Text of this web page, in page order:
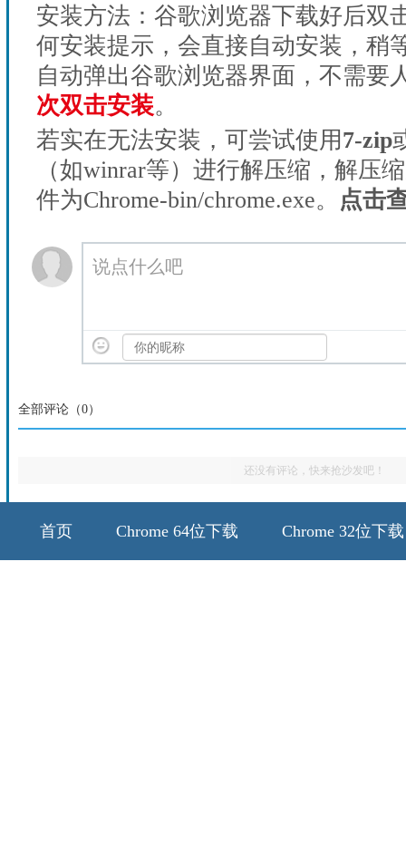
安装方法：谷歌浏览器下载好后双
何安装提示，会直接自动安装，稍
自动弹出谷歌浏览器界面，不需要
次双击安装。
若实在无法安装，可尝试使用7-zip
（如winrar等）进行解压缩，解压
件为Chrome-bin/chrome.exe。
点击
说点什么吧
全部评论（0）
还没有评论，快来抢沙发吧！
首页 Chrome 64位下载 Chrome 32位下载